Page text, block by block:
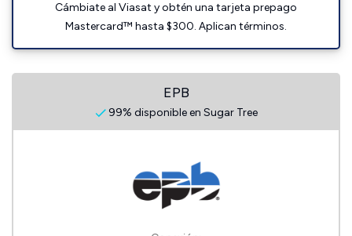
Cámbiate al Viasat y obtén una tarjeta prepago
Mastercard™ hasta $300. Aplican términos.
EPB
99% disponible en Sugar Tree